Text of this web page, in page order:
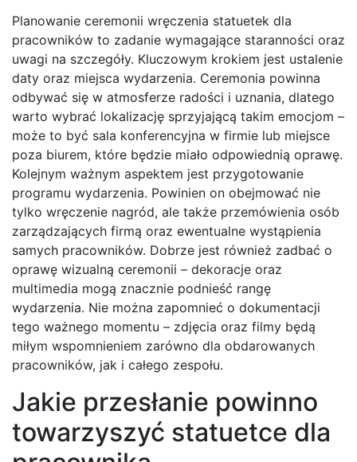
Planowanie ceremonii wręczenia statuetek dla
pracowników to zadanie wymagające staranności oraz
uwagi na szczegóły. Kluczowym krokiem jest ustalenie
daty oraz miejsca wydarzenia. Ceremonia powinna
odbywać się w atmosferze radości i uznania, dlatego
warto wybrać lokalizację sprzyjającą takim emocjom –
może to być sala konferencyjna w firmie lub miejsce
poza biurem, które będzie miało odpowiednią oprawę.
Kolejnym ważnym aspektem jest przygotowanie
programu wydarzenia. Powinien on obejmować nie
tylko wręczenie nagród, ale także przemówienia osób
zarządzających firmą oraz ewentualne wystąpienia
samych pracowników. Dobrze jest również zadbać o
oprawę wizualną ceremonii – dekoracje oraz
multimedia mogą znacznie podnieść rangę
wydarzenia. Nie można zapomnieć o dokumentacji
tego ważnego momentu – zdjęcia oraz filmy będą
miłym wspomnieniem zarówno dla obdarowanych
pracowników, jak i całego zespołu.
Jakie przesłanie powinno
towarzyszyć statuetce dla